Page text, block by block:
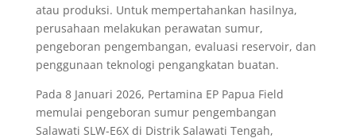
atau produksi. Untuk mempertahankan hasilnya,
perusahaan melakukan perawatan sumur,
pengeboran pengembangan, evaluasi reservoir, dan
penggunaan teknologi pengangkatan buatan.
Pada 8 Januari 2026, Pertamina EP Papua Field
memulai pengeboran sumur pengembangan
Salawati SLW-E6X di Distrik Salawati Tengah,